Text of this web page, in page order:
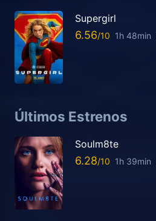
Supergirl
6.56 1h 48min
Últimos Estrenos
Soulm8te
6.28 1h 39min